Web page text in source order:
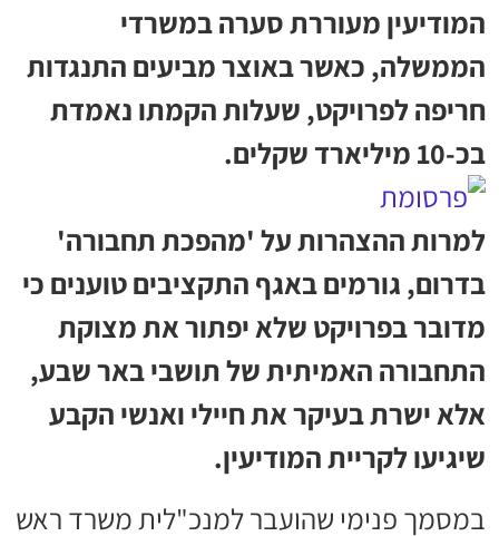
המודיעין מעוררת סערה במשרדי
הממשלה, כאשר באוצר מביעים התנגדות
חריפה לפרויקט, שעלות הקמתו נאמדת
בכ-10 מיליארד שקלים.
למרות ההצהרות על 'מהפכת תחבורה'
בדרום, גורמים באגף התקציבים טוענים כי
מדובר בפרויקט שלא יפתור את מצוקת
התחבורה האמיתית של תושבי באר שבע,
אלא ישרת בעיקר את חיילי ואנשי הקבע
שיגיעו לקריית המודיעין.
במסמך פנימי שהועבר למנכ"לית משרד ראש